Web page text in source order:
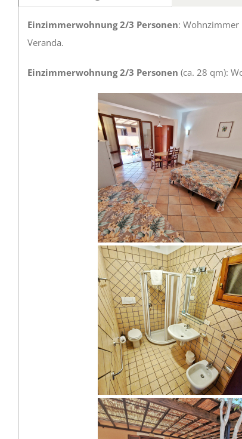
Einzimmerwohnung 2/3 Personen: Wohnzimmer
Veranda.
Einzimmerwohnung 2/3 Personen (ca. 28 qm):